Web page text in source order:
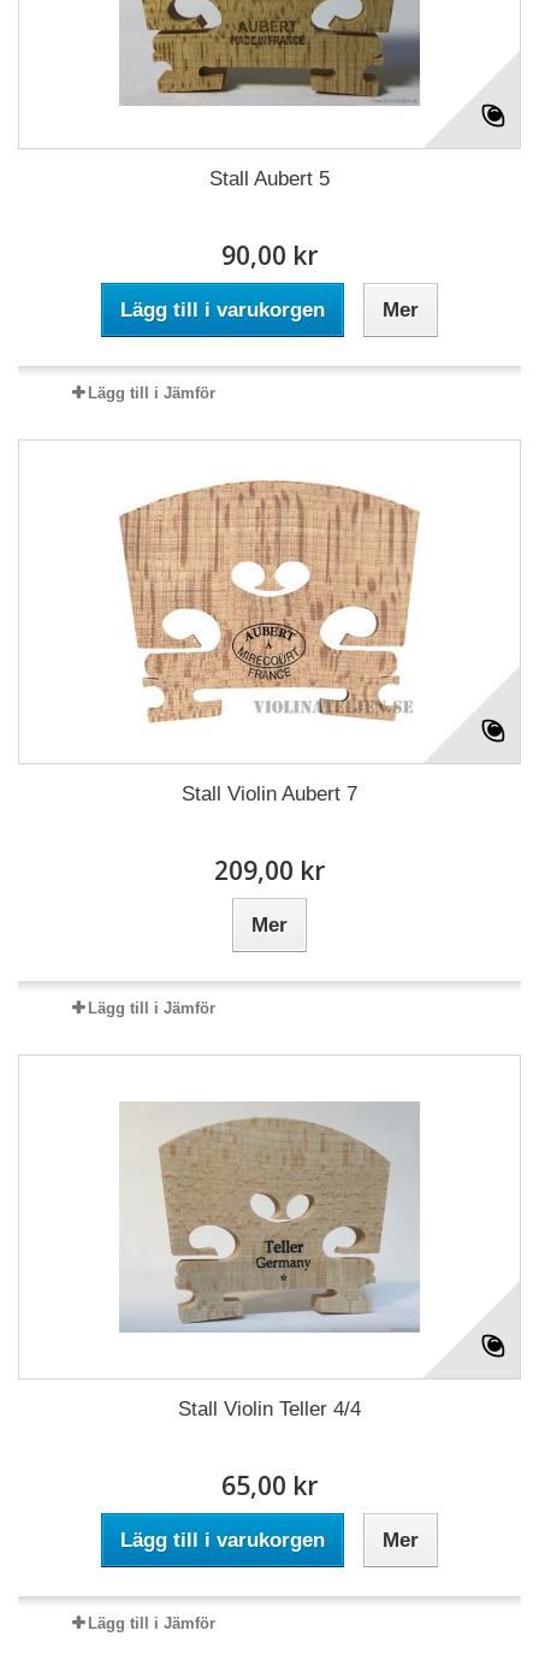
Stall Aubert 5
90,00 kr
Lägg till i varukorgen Mer
Lägg till i Jämför
Stall Violin Aubert 7
209,00 kr
Mer
Lägg till i Jämför
Stall Violin Teller 4/4
65,00 kr
Lägg till i varukorgen Mer
Lägg till i Jämför